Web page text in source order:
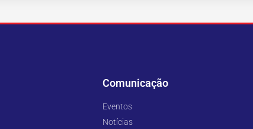
Comunicação
Eventos
Notícias